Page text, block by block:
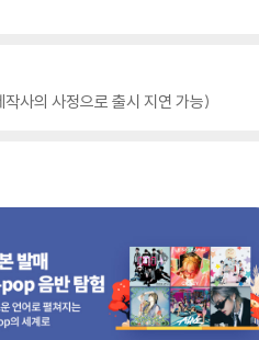
사의 사정으로 출시 지연 가능)